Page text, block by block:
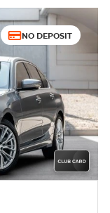
NO DEPOSIT